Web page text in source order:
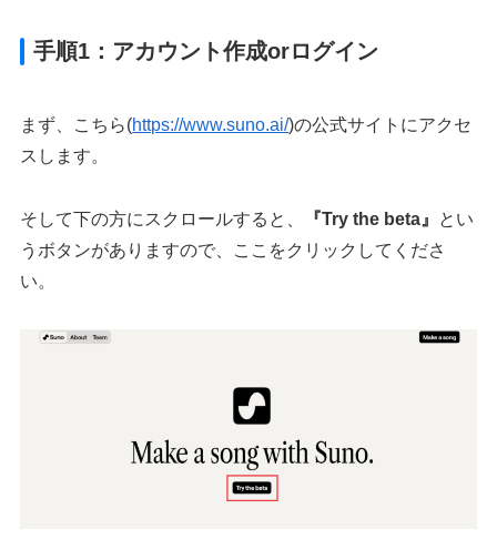
手順1：アカウント作成orログイン
まず、こちら(https://www.suno.ai/)の公式サイトにアクセ
スします。
そして下の方にスクロールすると、 『Try the beta』
とい
うボタンがありますので、ここをクリックしてくださ
い。